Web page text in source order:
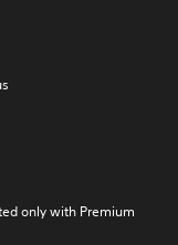
only with Premium